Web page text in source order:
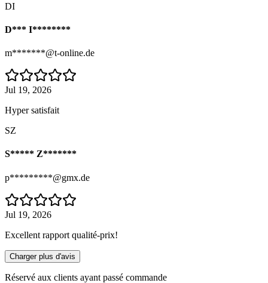
DI
D*** I********
m*******@t-online.de
Jul 19, 2026
Hyper satisfait
SZ
S***** Z*******
p*********@gmx.de
Jul 19, 2026
Excellent rapport qualité-prix!
Charger plus d'avis
Réservé aux clients ayant passé commande